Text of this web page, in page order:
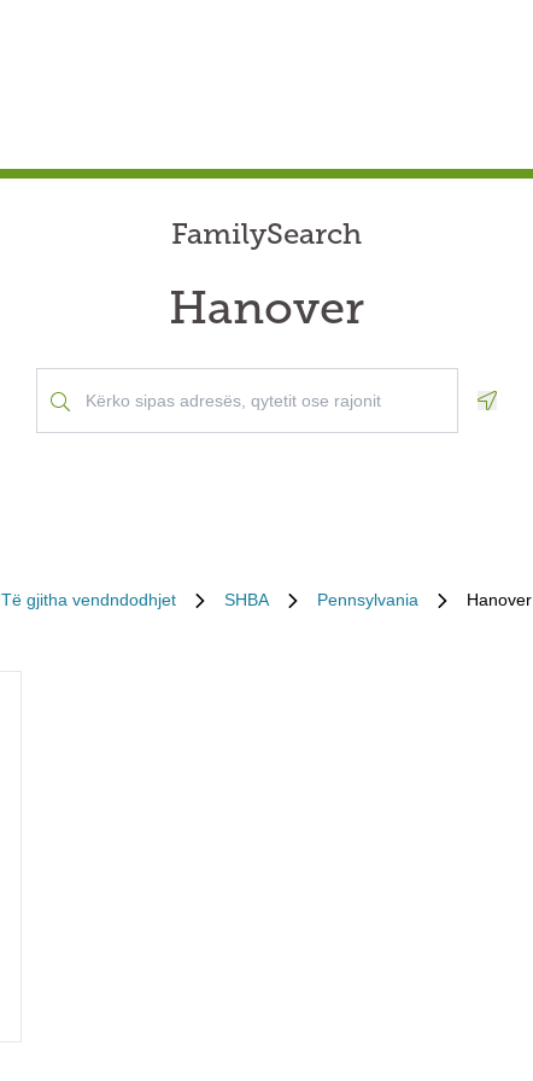
FamilySearch
Hanover
Të gjitha vendndodhjet SHBA Pennsylvania Hanover